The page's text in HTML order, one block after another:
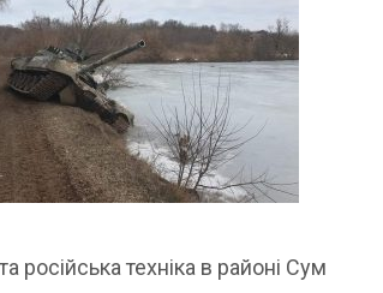
російська техніка в районі Сум